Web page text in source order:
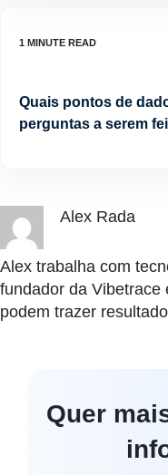
Quais pontos de
perguntas a serem
Alex Rada
Alex trabalha com
fundador da Vibetrace
podem trazer
Quer